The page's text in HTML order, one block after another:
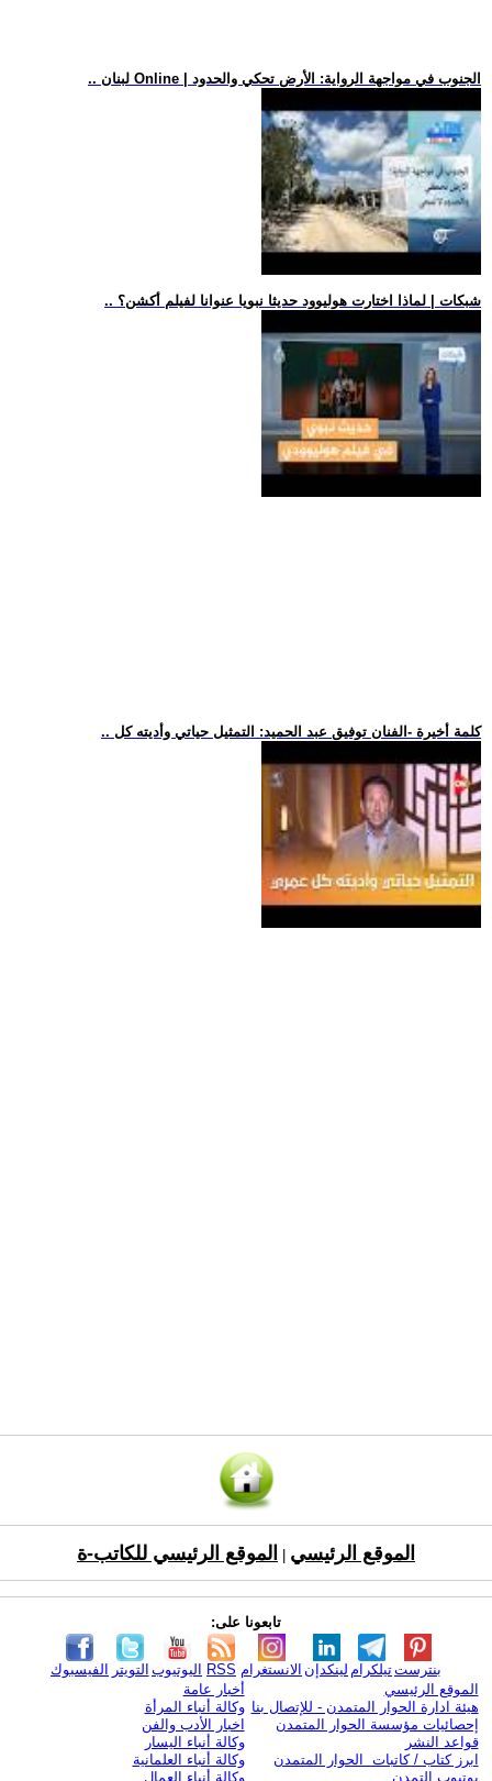
.. لبنان Online | الجنوب في مواجهة الرواية: الأرض تحكي والحدود
.. شبكات | لماذا اختارت هوليوود حديثا نبويا عنوانا لفيلم أكشن؟
.. كلمة أخيرة -الفنان توفيق عبد الحميد: التمثيل حياتي وأديته كل
الموقع الرئيسي الموقع الرئيسي للكاتب-ة
تابعونا على:
الفيسبوك التويتر اليوتيوب RSS الانستغرام لينكدإن تيلكرامبنترست
الموقع الرئيسي
هيئة ادارة الحوار المتمدن - للإتصال بنا
إحصائيات مؤسسة الحوار المتمدن
قواعد النشر
ابرز كتاب / كاتبات الحوار المتمدن
يوتيوب التمدن
أخبار عامة
وكالة أنباء المرأة
اخبار الأدب والفن
وكالة أنباء اليسار
وكالة أنباء العلمانية
وكالة أنباء العمال